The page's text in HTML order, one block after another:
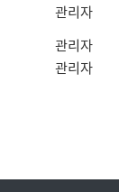
관리자
관리자
관리자